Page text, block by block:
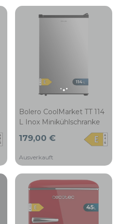
Gefrierschublade und
niedrigem Geräuschpegel.
Bolero CoolMarket TT 114
L Inox Minikühlschranke
179,00 €
Ausverkauft